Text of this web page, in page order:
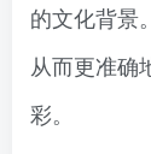
的文化背景
从而更准确
彩。